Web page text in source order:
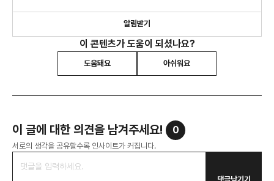
알림받기
이 콘텐츠가 도움이 되셨나요?
도움돼요 아쉬워요
이 글에 대한 의견을 남겨주세요! 0
서로의 생각을 공유할수록 인사이트가 커집니다.